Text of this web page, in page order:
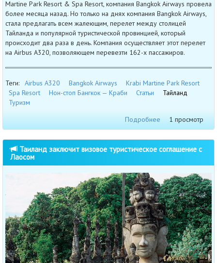
Martine Park Resort & Spa Resort, компания Bangkok Airways провела
более месяца назад. Но только на днях компания Bangkok Airways,
стала предлагать всем жалеющим, перелет между столицей
Тайланда и популярной туристической провинцией, который
происходит два раза в день. Компания осуществляет этот перелет
на Airbus A320, позволяющем перевезти 162-х пассажиров.
Теги: Airbus A320 Bangkok Airways
Krabi Martine Park Resort
Spa Resort
Нон-стоп Бангкок — Краби Статьи
Тайланд
Туризм
Подробнее
1 просмотр
Таиланд заключит визовое туристическое соглашение с
Лаосом